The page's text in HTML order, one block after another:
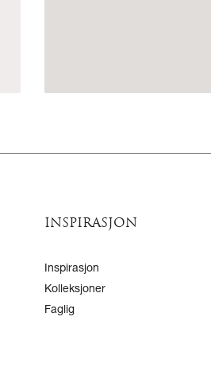
INSPIRASJON
Inspirasjon
Kolleksjoner
Faglig